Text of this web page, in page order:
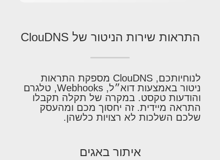
התראות שירות הניטור של ClouDNS
לנוחיותכם, ClouDNS מספקת התראות
ניטור באמצעות דוא״ל, Webhooks, טלגרם
והודעות טקסט. במקרה של תקלה תקבלו
התראה מיידית. זה יחסוך מכם ומהעסק
שלכם השלכות לא רצויות כלשהן.
איתור באגים